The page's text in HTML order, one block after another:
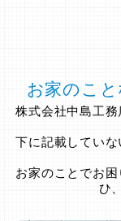
お家のこ
株式会社中島工
下に記載してい
お家のことでお
ひ